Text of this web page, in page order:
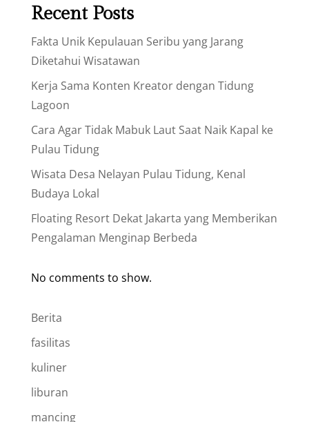
Recent Posts
Fakta Unik Kepulauan Seribu yang Jarang
Diketahui Wisatawan
Kerja Sama Konten Kreator dengan Tidung
Lagoon
Cara Agar Tidak Mabuk Laut Saat Naik Kapal ke
Pulau Tidung
Wisata Desa Nelayan Pulau Tidung, Kenal
Budaya Lokal
Floating Resort Dekat Jakarta yang Memberikan
Pengalaman Menginap Berbeda
No comments to show.
Berita
fasilitas
kuliner
liburan
mancing